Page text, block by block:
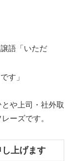
語「いただ
す」
や上司・社外取
ーズです。
上げます